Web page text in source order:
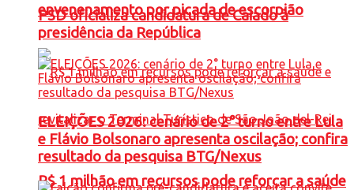
envenenamento por picada de escorpião
R$ 1 milhão em recursos pode reforçar a saúde
PSD oficializa candidatura de Caiado à
presidência da República
ELEIÇÕES 2026: cenário de 2° turno entre Lula
e Flávio Bolsonaro apresenta oscilação; confira
resultado da pesquisa BTG/Nexus